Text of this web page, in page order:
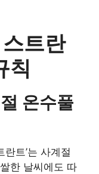
트란
칙
온수풀
트’는 사계절
한 날씨에도 따